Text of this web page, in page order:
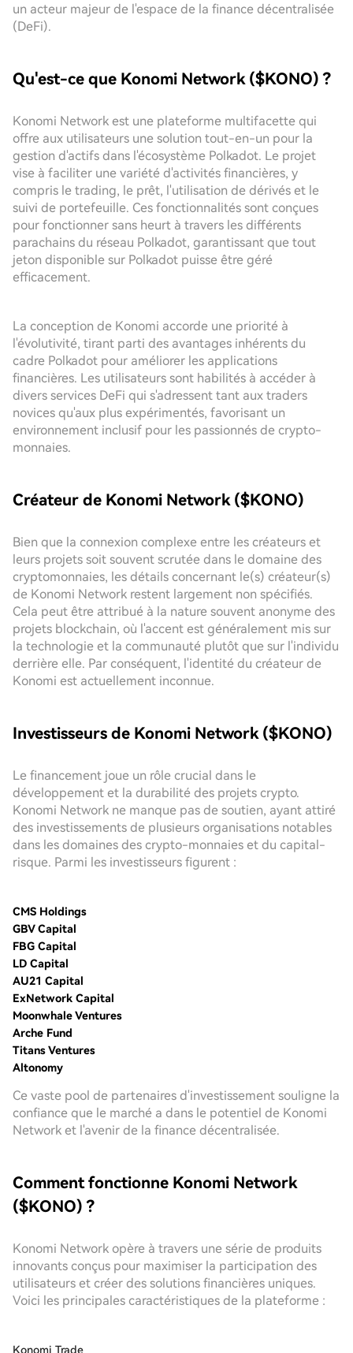
un acteur majeur de l'espace de la finance décentralisée
(DeFi).
Qu'est-ce que Konomi Network ($KONO) ?
Konomi Network est une plateforme multifacette qui
offre aux utilisateurs une solution tout-en-un pour la
gestion d'actifs dans l'écosystème Polkadot. Le projet
vise à faciliter une variété d'activités financières, y
compris le trading, le prêt, l'utilisation de dérivés et le
suivi de portefeuille. Ces fonctionnalités sont conçues
pour fonctionner sans heurt à travers les différents
parachains du réseau Polkadot, garantissant que tout
jeton disponible sur Polkadot puisse être géré
efficacement.
La conception de Konomi accorde une priorité à
l'évolutivité, tirant parti des avantages inhérents du
cadre Polkadot pour améliorer les applications
financières. Les utilisateurs sont habilités à accéder à
divers services DeFi qui s'adressent tant aux traders
novices qu'aux plus expérimentés, favorisant un
environnement inclusif pour les passionnés de crypto-
monnaies.
Créateur de Konomi Network ($KONO)
Bien que la connexion complexe entre les créateurs et
leurs projets soit souvent scrutée dans le domaine des
cryptomonnaies, les détails concernant le(s) créateur(s)
de Konomi Network restent largement non spécifiés.
Cela peut être attribué à la nature souvent anonyme des
projets blockchain, où l'accent est généralement mis sur
la technologie et la communauté plutôt que sur l'individu
derrière elle. Par conséquent, l'identité du créateur de
Konomi est actuellement inconnue.
Investisseurs de Konomi Network ($KONO)
Le financement joue un rôle crucial dans le
développement et la durabilité des projets crypto.
Konomi Network ne manque pas de soutien, ayant attiré
des investissements de plusieurs organisations notables
dans les domaines des crypto-monnaies et du capital-
risque. Parmi les investisseurs figurent :
CMS Holdings
GBV Capital
FBG Capital
LD Capital
AU21 Capital
ExNetwork Capital
Moonwhale Ventures
Arche Fund
Titans Ventures
Altonomy
Ce vaste pool de partenaires d'investissement souligne la
confiance que le marché a dans le potentiel de Konomi
Network et l'avenir de la finance décentralisée.
Comment fonctionne Konomi Network
($KONO) ?
Konomi Network opère à travers une série de produits
innovants conçus pour maximiser la participation des
utilisateurs et créer des solutions financières uniques.
Voici les principales caractéristiques de la plateforme :
Konomi Trade